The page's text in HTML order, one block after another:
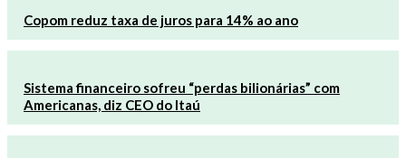
Copom reduz taxa de juros para 14% ao ano
Sistema financeiro sofreu “perdas bilionárias” com
Americanas, diz CEO do Itaú